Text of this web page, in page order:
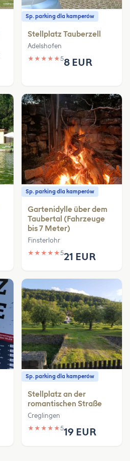
Sp. parking dla kamperów
Stellplatz Tauberzell
Adelshofen
★ ★ ★ ★ ★58 EUR
Sp. parking dla kamperów
Gartenidylle über dem
Taubertal (Fahrzeuge
bis 7 Meter)
Finsterlohr
★ ★ ★ ★ ★521 EUR
Sp. parking dla kamperów
Stellplatz an der
romantischen Straße
Creglingen
★ ★ ★ ★ ★519 EUR